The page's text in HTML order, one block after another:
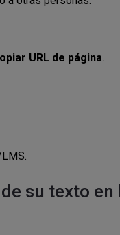
URL de página.
su texto